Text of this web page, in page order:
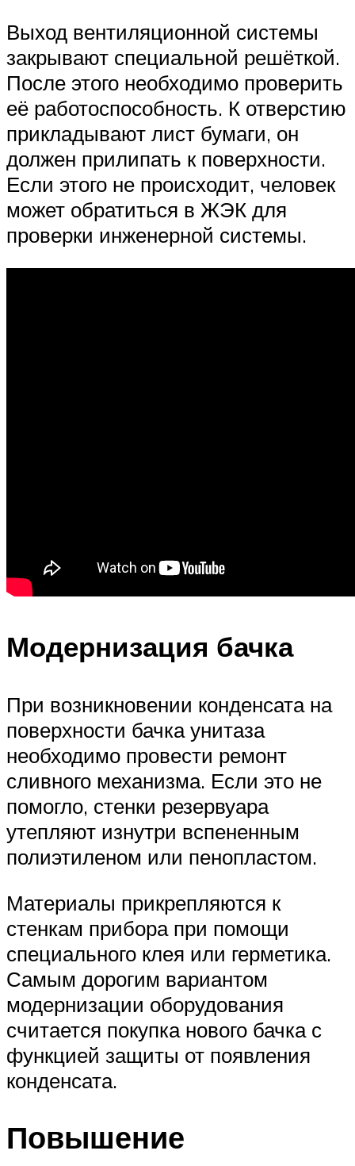
Выход вентиляционной системы
закрывают специальной решёткой.
После этого необходимо проверить
её работоспособность. К отверстию
прикладывают лист бумаги, он
должен прилипать к поверхности.
Если этого не происходит, человек
может обратиться в ЖЭК для
проверки инженерной системы.
Модернизация бачка
При возникновении конденсата на
поверхности бачка унитаза
необходимо провести ремонт
сливного механизма. Если это не
помогло, стенки резервуара
утепляют изнутри вспененным
полиэтиленом или пенопластом.
Материалы прикрепляются к
стенкам прибора при помощи
специального клея или герметика.
Самым дорогим вариантом
модернизации оборудования
считается покупка нового бачка с
функцией защиты от появления
конденсата.
Повышение